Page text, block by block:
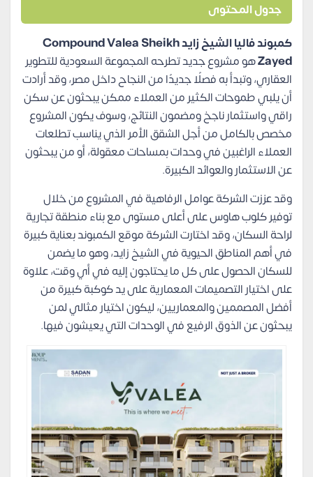
جدول المحتوى
كمبوند فاليا الشيخ زايد Compound Valea Sheikh
Zayedهو مشروع جديد تطرحه المجموعة السعودية للتطوير
العقاري، وتبدأ به فصلًا جديدًا من النجاح داخل مصر، وقد أرادت
أن يلبي طموحات الكثير من العملاء ممكن يبحثون عن سكن
راقي واستثمار ناجخ ومضمون النتائج، وسوف يكون المشروع
مخصص بالكامل من أجل الشقق الأمر الذي يناسب تطلعات
العملاء الراغبين في وحدات بمساحات معقولة، أو من يبحثون
عن الاستثمار والعوائد الكبيرة.
وقد عززت الشركة عوامل الرفاهية في المشروع من خلال
توفير كلوب هاوس على أعلى مستوى مع بناء منطقة تجارية
لراحة السكان، وقد اختارت الشركة موقع الكمبوند بعناية كبيرة
في أهم المناطق الحيوية في الشيخ زايد، وهو ما يضمن
للسكان الحصول على كل ما يحتاجون إليه في أي وقت، علاوة
على اختيار التصميمات المعمارية على يد كوكبة كبيرة من
أفضل المصممين والمعماريين، ليكون اختيار مثالي لمن
يبحثون عن الذوق الرفيع في الوحدات التي يعيشون فيها.